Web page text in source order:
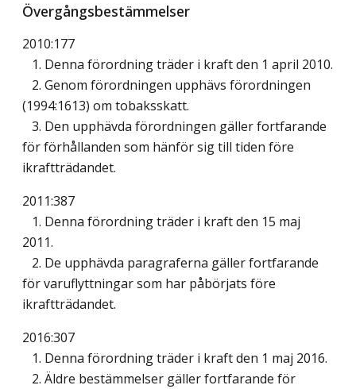
Övergångsbestämmelser
2010:177
1. Denna förordning träder i kraft den 1 april 2010.
2. Genom förordningen upphävs förordningen
(1994:1613) om tobaksskatt.
3. Den upphävda förordningen gäller fortfarande
för förhållanden som hänför sig till tiden före
ikraftträdandet.
2011:387
1. Denna förordning träder i kraft den 15 maj
2011.
2. De upphävda paragraferna gäller fortfarande
för varuflyttningar som har påbörjats före
ikraftträdandet.
2016:307
1. Denna förordning träder i kraft den 1 maj 2016.
2. Äldre bestämmelser gäller fortfarande för